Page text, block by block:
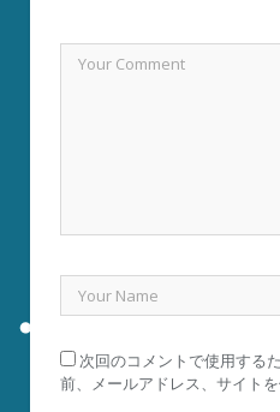
次回のコメントで使用する
前、メールアドレス、サイトを